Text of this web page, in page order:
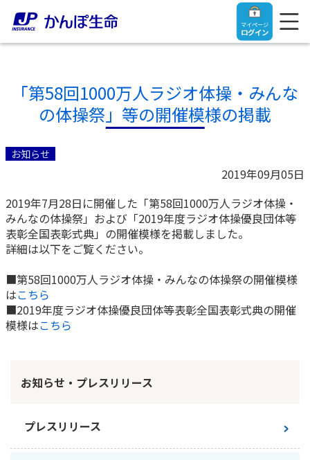
マイページ
ログイン
トップ
ご契約者さま
ご契約者さま
マイページログイン
お手続き一覧
保険をご検討中のお客さま
保険をご検討中のお客さま
終身保険
定期保険
長寿支援保険
お見積りシミュレーション
法人のお客さま
【まずはご相談ください】企業経営でお悩みの方はこ
ちら
かんぽ生命の団体取扱い
お役立ち情報
かんぽのLifeサポートナビ
かんぽ生命について
かんぽ生命について
よくあるご質問
「第58回1000万人ラジオ体操・みんな
の体操祭」等の開催模様の掲載
お知らせ
2019年09月05日
2019年7月28日に開催した「第58回1000万人ラジオ体操・
みんなの体操祭」および「2019年度ラジオ体操優良団体等
表彰全国表彰式典」の開催模様を掲載しました。
詳細は以下をご覧ください。
■第58回1000万人ラジオ体操・みんなの体操祭の開催模様
はこちら
■2019年度ラジオ体操優良団体等表彰全国表彰式典の開催
模様はこちら
お知らせ・プレスリリース
プレスリリース